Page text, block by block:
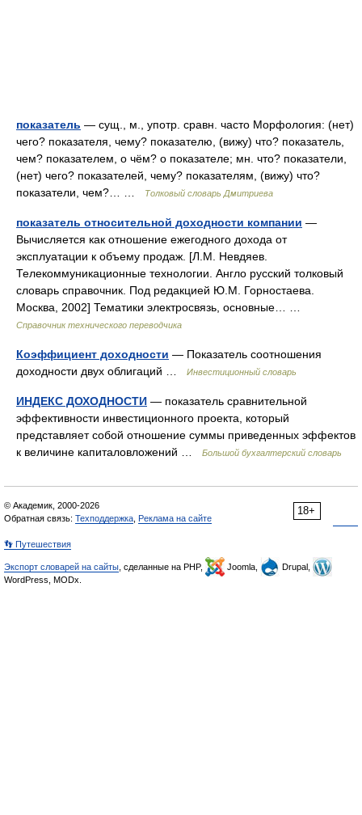
показатель — сущ., м., употр. сравн. часто Морфология: (нет)
чего? показателя, чему? показателю, (вижу) что? показатель,
чем? показателем, о чём? о показателе; мн. что? показатели,
(нет) чего? показателей, чему? показателям, (вижу) что?
показатели, чем?… …
Толковый словарь Дмитриева
показатель относительной доходности компании —
Вычисляется как отношение ежегодного дохода от
эксплуатации к объему продаж. [Л.М. Невдяев.
Телекоммуникационные технологии. Англо русский толковый
словарь справочник. Под редакцией Ю.М. Горностаева.
Москва, 2002] Тематики электросвязь, основные… …
Справочник технического переводчика
Коэффициент доходности — Показатель соотношения
доходности двух облигаций …
Инвестиционный словарь
ИНДЕКС ДОХОДНОСТИ — показатель сравнительной
эффективности инвестиционного проекта, который
представляет собой отношение суммы приведенных эффектов
к величине капиталовложений …
Большой бухгалтерский словарь
18+
© Академик, 2000-2026
Обратная связь: Техподдержка Реклама на сайте
👣 Путешествия
Экспорт словарей на сайты , сделанные на PHP, Joomla,
Drupal,
WordPress, MODx.